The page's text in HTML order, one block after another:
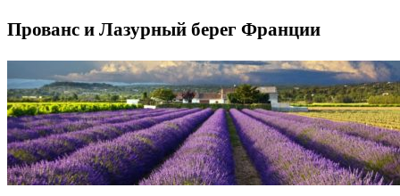
Прованс и Лазурный берег Франции